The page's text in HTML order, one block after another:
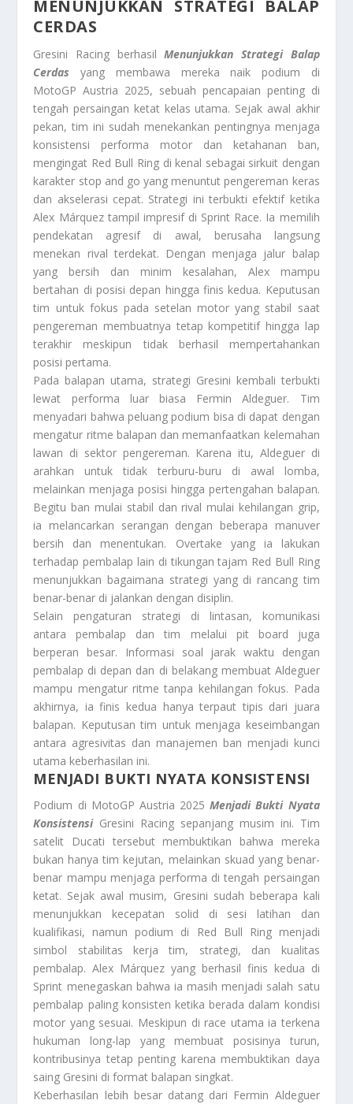
MENUNJUKKAN STRATEGI BALAP
CERDAS
Gresini Racing berhasilMenunjukkan Strategi Balap
Cerdas yang membawa mereka naik podium di
MotoGP Austria 2025, sebuah pencapaian penting di
tengah persaingan ketat kelas utama. Sejak awal akhir
pekan, tim ini sudah menekankan pentingnya menjaga
konsistensi performa motor dan ketahanan ban,
mengingat Red Bull Ring di kenal sebagai sirkuit dengan
karakter stop and go yang menuntut pengereman keras
dan akselerasi cepat. Strategi ini terbukti efektif ketika
Alex Márquez tampil impresif di Sprint Race. Ia memilih
pendekatan agresif di awal, berusaha langsung
menekan rival terdekat. Dengan menjaga jalur balap
yang bersih dan minim kesalahan, Alex mampu
bertahan di posisi depan hingga finis kedua. Keputusan
tim untuk fokus pada setelan motor yang stabil saat
pengereman membuatnya tetap kompetitif hingga lap
terakhir meskipun tidak berhasil mempertahankan
posisi pertama.
Pada balapan utama, strategi Gresini kembali terbukti
lewat performa luar biasa Fermin Aldeguer. Tim
menyadari bahwa peluang podium bisa di dapat dengan
mengatur ritme balapan dan memanfaatkan kelemahan
lawan di sektor pengereman. Karena itu, Aldeguer di
arahkan untuk tidak terburu-buru di awal lomba,
melainkan menjaga posisi hingga pertengahan balapan.
Begitu ban mulai stabil dan rival mulai kehilangan grip,
ia melancarkan serangan dengan beberapa manuver
bersih dan menentukan. Over­take yang ia lakukan
terhadap pembalap lain di tikungan tajam Red Bull Ring
menunjukkan bagaimana strategi yang di rancang tim
benar-benar di jalankan dengan disiplin.
Selain pengaturan strategi di lintasan, komunikasi
antara pembalap dan tim melalui pit board juga
berperan besar. Informasi soal jarak waktu dengan
pembalap di depan dan di belakang membuat Aldeguer
mampu mengatur ritme tanpa kehilangan fokus. Pada
akhirnya, ia finis kedua hanya terpaut tipis dari juara
balapan. Keputusan tim untuk menjaga keseimbangan
antara agresivitas dan manajemen ban menjadi kunci
utama keberhasilan ini.
MENJADI BUKTI NYATA KONSISTENSI
Podium di MotoGP Austria 2025Menjadi Bukti Nyata
KonsistensiGresini Racing sepanjang musim ini. Tim
satelit Ducati tersebut membuktikan bahwa mereka
bukan hanya tim kejutan, melainkan skuad yang benar-
benar mampu menjaga performa di tengah persaingan
ketat. Sejak awal musim, Gresini sudah beberapa kali
menunjukkan kecepatan solid di sesi latihan dan
kualifikasi, namun podium di Red Bull Ring menjadi
simbol stabilitas kerja tim, strategi, dan kualitas
pembalap. Alex Márquez yang berhasil finis kedua di
Sprint menegaskan bahwa ia masih menjadi salah satu
pembalap paling konsisten ketika berada dalam kondisi
motor yang sesuai. Meskipun di race utama ia terkena
hukuman long-lap yang membuat posisinya turun,
kontribusinya tetap penting karena membuktikan daya
saing Gresini di format balapan singkat.
Keberhasilan lebih besar datang dari Fermin Aldeguer